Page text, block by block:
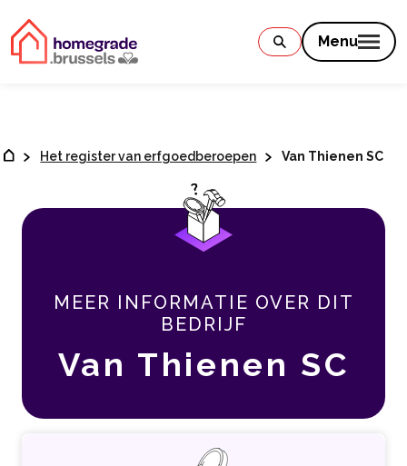
Menu
Het register van erfgoedberoepen Van Thienen SC
MEER INFORMATIE OVER DIT
BEDRIJF
Van Thienen SC